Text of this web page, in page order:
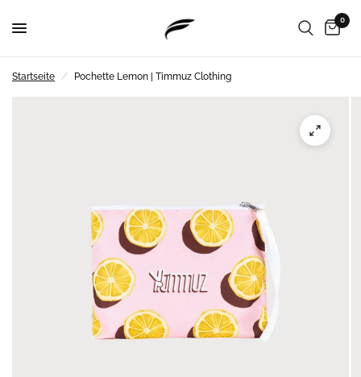
0
Startseite / Pochette Lemon | Timmuz Clothing